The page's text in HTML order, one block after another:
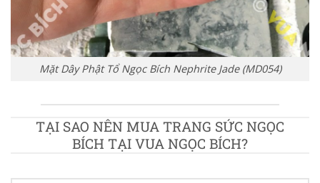
Mặt Dây Phật Tổ Ngọc Bích Nephrite Jade (MD054)
TẠI SAO NÊN MUA TRANG SỨC NGỌC
BÍCH TẠI VUA NGỌC BÍCH?